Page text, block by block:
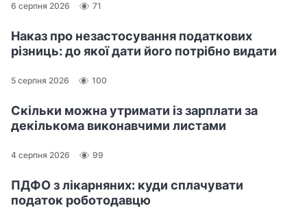
6 серпня 2026 71
Наказ про незастосування податкових
різниць: до якої дати його потрібно видати
5 серпня 2026 100
Скільки можна утримати із зарплати за
декількома виконавчими листами
4 серпня 2026 99
ПДФО з лікарняних: куди сплачувати
податок роботодавцю